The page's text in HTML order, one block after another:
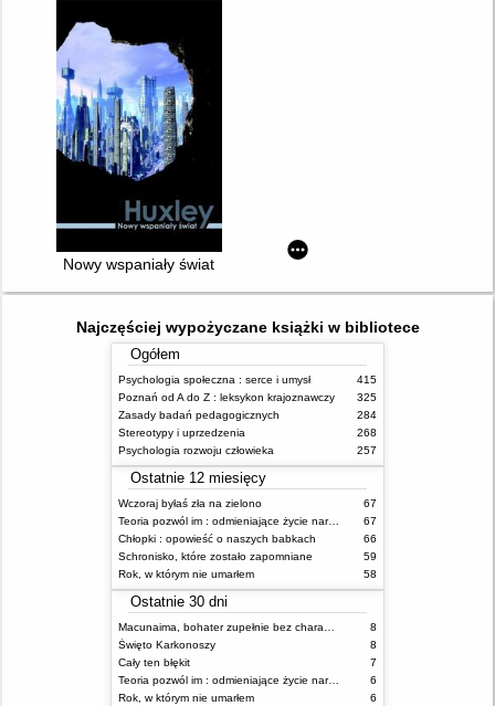
Nowy wspaniały świat
Najczęściej wypożyczane książki w bibliotece
Ogółem
Psychologia społeczna : serce i umysł
415
Poznań od A do Z : leksykon krajoznawczy
325
Zasady badań pedagogicznych
284
Stereotypy i uprzedzenia
268
Psychologia rozwoju człowieka
257
Ostatnie 12 miesięcy
Wczoraj byłaś zła na zielono
67
Teoria pozwól im : odmieniające życie narzędzie, o którym mówią miliony ludzi
67
Chłopki : opowieść o naszych babkach
66
Schronisko, które zostało zapomniane
59
Rok, w którym nie umarłem
58
Ostatnie 30 dni
Macunaima, bohater zupełnie bez charakteru
8
Święto Karkonoszy
8
Cały ten błękit
7
Teoria pozwól im : odmieniające życie narzędzie, o którym mówią miliony ludzi
6
Rok, w którym nie umarłem
6